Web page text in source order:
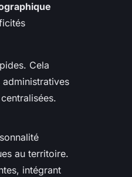
Cela
au territoire.
intégrant